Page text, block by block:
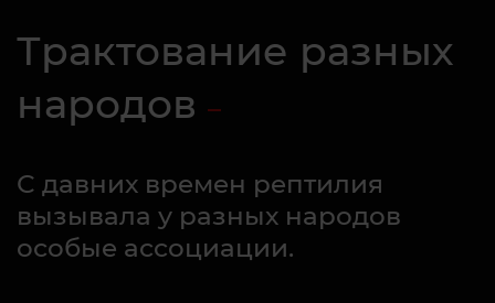
Трактование разных
народов
С давних времен рептилия
вызывала у разных народов
особые ассоциации.